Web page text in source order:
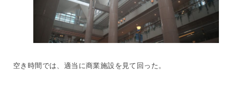
空き時間では、適当に商業施設を見て回った。